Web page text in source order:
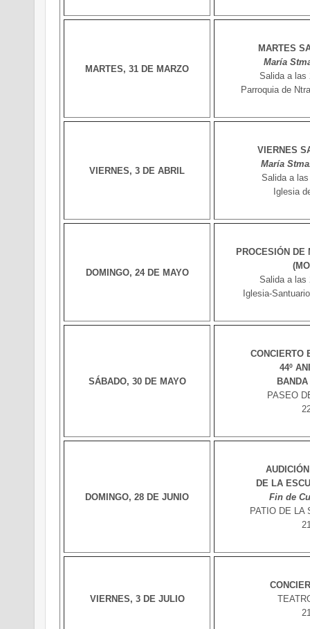
MARTES, 31 DE MARZO
MARTES
María
Salida a las
Parroquia de
VIERNES, 3 DE ABRIL
VIERNES
María
Salida a
Iglesia
DOMINGO, 24 DE MAYO
PROCESIÓN DE
Salida a las
Iglesia-
SÁBADO, 30 DE MAYO
CONCIERTO
44º
PASEO
DOMINGO, 28 DE JUNIO
DE LA
Fin de
PATIO DE LA
VIERNES, 3 DE JULIO